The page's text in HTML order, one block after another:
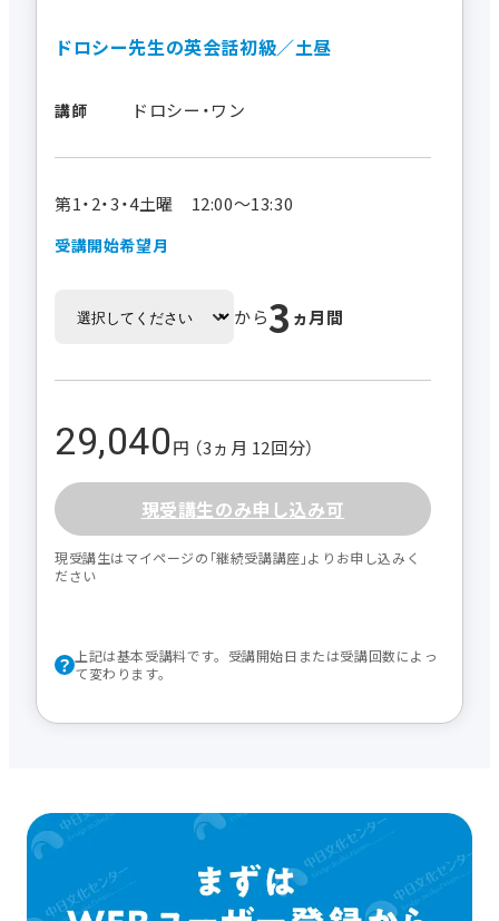
ドロシー先生の英会話初級／土昼
講師 ドロシー・ワン
第1・2・3・4土曜 12:00～13:30
受講開始希望月
から3 ヵ月間
29,040円 （3ヵ月 12回分）
現受講生のみ申し込み可
現受講生はマイページの｢継続受講講座｣よりお申し込みく
ださい
上記は基本受講料です。受講開始日または受講回数によっ
て変わります。